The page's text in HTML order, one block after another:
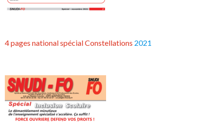
4 pages national spécial Constellations 2021